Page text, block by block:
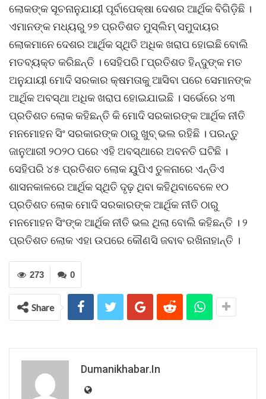
ଲୋକଙ୍କ ସୂଚନାନୁଯାୟୀ ପୂର୍ବାପେକ୍ଷା ଦେଶର ଆର୍ଥିକ ବିଗିଡ଼ିଛି ।
ଏମାନଙ୍କ ମଧ୍ୟରୁ ୨୭ ପ୍ରତିଶତ ମୁସ୍ଲିମ୍ ସମୁଦାୟର
ଲୋକମାନେ ଦେଶର ଆର୍ଥିକ ସ୍ଥିତି ଅଧିକ ଖରାପ ହୋଇଛି ବୋଲି
ମତବ୍ୟକ୍ତ କରିଛନ୍ତି । ସେହିପରି ୮ପ୍ରତିଶତ ହିନ୍ଦୁଙ୍କ ମତ
ଅନୁଯାୟୀ ମୋଦି ସରକାର କ୍ଷମତାକୁ ଆସିବା ପରେ ସେମାନଙ୍କ
ଆର୍ଥିକ ଅବସ୍ଥା ଅଧିକ ଖରାପ ହୋଇଯାଇଛି । ସର୍ଭେରେ ୪୩
ପ୍ରତିଶତ ଲୋକ କହିଛନ୍ତି କି ମୋଦି ସରକାରଙ୍କ ଆର୍ଥିକ ନୀତି
ମନମୋହନ ସିଂ ସରକାରଙ୍କ ଠାରୁ ଖୁବ୍ ଭଲ ରହିଛି । ପରନ୍ତୁ
ଜାନୁଆରୀ ୨୦୨୦ ପରେ ଏହି ଅବସ୍ଥାରେ ଅବନତି ଘଟିଛି ।
ସେହିପରି ୪୫ ପ୍ରତିଶତ ଲୋକ ୟୁପିଏ ତୁଳନାରେ ଏନ୍ଡିଏ
ଶାସନକାଳରେ ଆର୍ଥିକ ସ୍ଥିତି ଦୃଢ଼ ଥିବା କହିଥିବାବେଳେ ୧୦
ପ୍ରତିଶତ ଲୋକ ମୋଦି ସରକାରଙ୍କ ଆର୍ଥିକ ନୀତି ଠାରୁ
ମନମୋହନ ସିଂଙ୍କ ଆର୍ଥିକ ନୀତି ଭଲ ଥିଲା ବୋଲି କହିଛନ୍ତି । ୨
ପ୍ରତିଶତ ଲୋକ ଏହା ଉପରେ କୌଣସି ଜବାବ ରଖିନାହାନ୍ତି ।
0
273
Share
Dumanikhabar.in